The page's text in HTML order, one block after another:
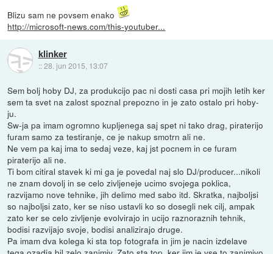
Blizu sam ne povsem enako
http://microsoft-news.com/this-youtuber...
klinker
::28. jun 2015, 13:07
Sem bolj hoby DJ, za produkcijo pac ni dosti casa pri mojih letih ker
sem ta svet na zalost spoznal prepozno in je zato ostalo pri hoby-
ju.
Sw-ja pa imam ogromno kupljenega saj spet ni tako drag, piraterijo
furam samo za testiranje, ce je nakup smotrn ali ne.
Ne vem pa kaj ima to sedaj veze, kaj jst pocnem in ce furam
piraterijo ali ne.
Ti bom citiral stavek ki mi ga je povedal naj slo DJ/producer...nikoli
ne znam dovolj in se celo zivljeneje ucimo svojega poklica,
razvijamo nove tehnike, jih delimo med sabo itd. Skratka, najboljsi
so najboljsi zato, ker se niso ustavli ko so dosegli nek cilj, ampak
zato ker se celo zivljenje evolvirajo in ucijo raznoraznih tehnik,
bodisi razvijajo svoje, bodisi analizirajo druge.
Pa imam dva kolega ki sta top fotografa in jim je nacin izdelave